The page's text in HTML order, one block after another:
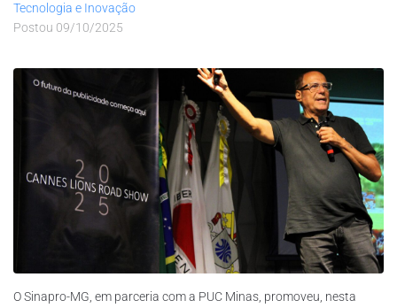
Tecnologia e Inovação
Postou 09/10/2025
O Sinapro-MG, em parceria com a PUC Minas, promoveu, nesta